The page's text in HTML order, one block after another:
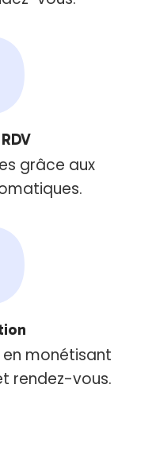
grâce aux
monétisant
rendez-vous.